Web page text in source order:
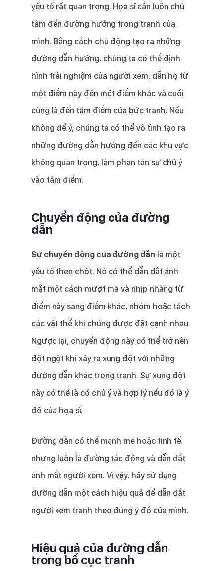
yếu tố rất quan trọng. Họa sĩ cần luôn chú
tâm đến đường hướng trong tranh của
mình. Bằng cách chủ động tạo ra những
đường dẫn hướng, chúng ta có thể định
hình trải nghiệm của người xem, dẫn họ từ
một điểm này đến một điểm khác và cuối
cùng là đến tâm điểm của bức tranh. Nếu
không để ý, chúng ta có thể vô tình tạo ra
những đường dẫn hướng đến các khu vực
không quan trọng, làm phân tán sự chú ý
vào tâm điểm.
Chuyển động của đường
dẫn
Sự chuyển động của đường dẫn là một
yếu tố then chốt. Nó có thể dẫn dắt ánh
mắt một cách mượt mà và nhịp nhàng từ
điểm này sang điểm khác, nhóm hoặc tách
các vật thể khi chúng được đặt cạnh nhau.
Ngược lại, chuyển động này có thể trở nên
đột ngột khi xảy ra xung đột với những
đường dẫn khác trong tranh. Sự xung đột
này có thể là có chủ ý và hợp lý nếu đó là ý
đồ của họa sĩ.
Đường dẫn có thể mạnh mẽ hoặc tinh tế
nhưng luôn là đường tác động và dẫn dắt
ánh mắt người xem. Vì vậy, hãy sử dụng
đường dẫn một cách hiệu quả để dẫn dắt
người xem tranh theo đúng ý đồ của mình.
Hiệu quả của đường dẫn
trong bố cục tranh